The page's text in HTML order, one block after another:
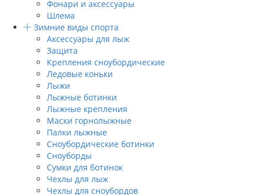
Фонари и аксессуары
Шлема
Зимние виды спорта
Аксессуары для лыж
Защита
Крепления сноубордические
Ледовые коньки
Лыжи
Лыжные ботинки
Лыжные крепления
Маски горнолыжные
Палки лыжные
Сноубордические ботинки
Сноуборды
Сумки для ботинок
Чехлы для лыж
Чехлы для сноубордов